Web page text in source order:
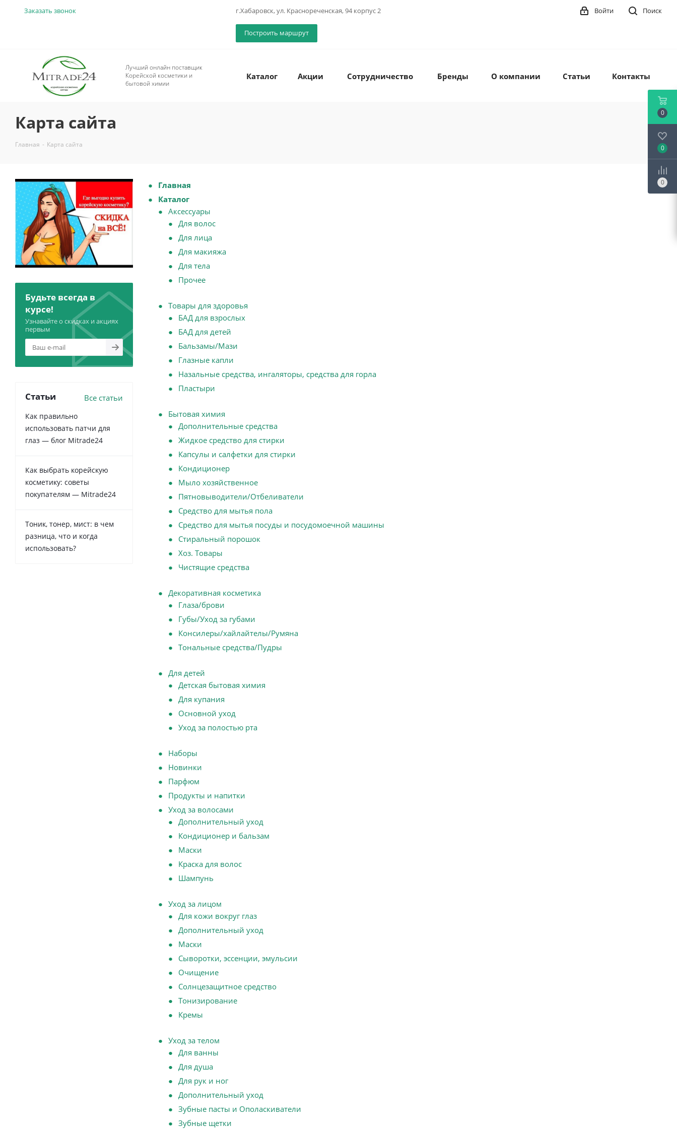
Заказать звонок г.Хабаровск, ул. Краснореченская, 94 корпус 2
Построить маршрут
Поиск
Войти
Лучший онлайн поставщик
Корейской косметики и
бытовой химии
Каталог Акции Сотрудничество Бренды О компании Статьи Контакты
Карта сайта
Главная - Карта сайта
Главная
Каталог
Аксессуары
Для волос
Для лица
Для макияжа
Для тела
Прочее
Товары для здоровья
БАД для взрослых
БАД для детей
Бальзамы/Мази
Глазные капли
Назальные средства, ингаляторы, средства для горла
Пластыри
Бытовая химия
Дополнительные средства
Жидкое средство для стирки
Капсулы и салфетки для стирки
Кондиционер
Мыло хозяйственное
Пятновыводители/Отбеливатели
Средство для мытья пола
Средство для мытья посуды и посудомоечной машины
Стиральный порошок
Хоз. Товары
Чистящие средства
Декоративная косметика
Глаза/брови
Губы/Уход за губами
Консилеры/хайлайтелы/Румяна
Тональные средства/Пудры
Для детей
Детская бытовая химия
Для купания
Основной уход
Уход за полостью рта
Наборы
Новинки
Парфюм
Продукты и напитки
Уход за волосами
Дополнительный уход
Кондиционер и бальзам
Маски
Краска для волос
Шампунь
Уход за лицом
Для кожи вокруг глаз
Дополнительный уход
Маски
Сыворотки, эссенции, эмульсии
Очищение
Солнцезащитное средство
Тонизирование
Кремы
Уход за телом
Для ванны
Для душа
Для рук и ног
Дополнительный уход
Зубные пасты и Ополаскиватели
Зубные щетки
Будьте всегда в
курсе!
Узнавайте о скидках и акциях
первым
Статьи Все статьи
Как правильно
использовать патчи для
глаз — блог Mitrade24
Как выбрать корейскую
косметику: советы
покупателям — Mitrade24
Тоник, тонер, мист: в чем
разница, что и когда
использовать?
0
0
0